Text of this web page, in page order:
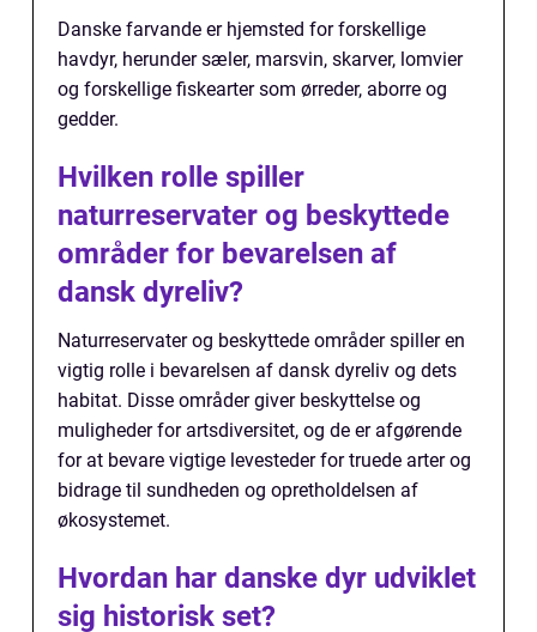
Danske farvande er hjemsted for forskellige
havdyr, herunder sæler, marsvin, skarver, lomvier
og forskellige fiskearter som ørreder, aborre og
gedder.
Hvilken rolle spiller
naturreservater og beskyttede
områder for bevarelsen af
dansk dyreliv?
Naturreservater og beskyttede områder spiller en
vigtig rolle i bevarelsen af dansk dyreliv og dets
habitat. Disse områder giver beskyttelse og
muligheder for artsdiversitet, og de er afgørende
for at bevare vigtige levesteder for truede arter og
bidrage til sundheden og opretholdelsen af
økosystemet.
Hvordan har danske dyr udviklet
sig historisk set?